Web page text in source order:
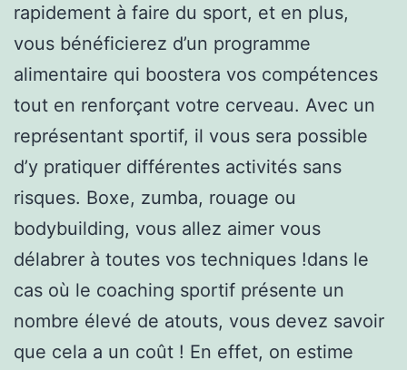
rapidement à faire du sport, et en plus,
vous bénéficierez d’un programme
alimentaire qui boostera vos compétences
tout en renforçant votre cerveau. Avec un
représentant sportif, il vous sera possible
d’y pratiquer différentes activités sans
risques. Boxe, zumba, rouage ou
bodybuilding, vous allez aimer vous
délabrer à toutes vos techniques !dans le
cas où le coaching sportif présente un
nombre élevé de atouts, vous devez savoir
que cela a un coût ! En effet, on estime